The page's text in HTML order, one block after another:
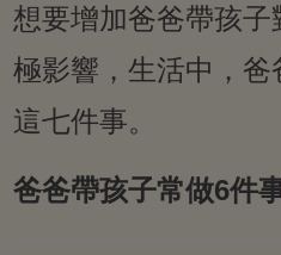
想要增加爸爸帶孩
極影響，生活中，
這七件事。
爸爸帶孩子常做6件